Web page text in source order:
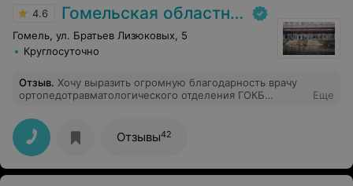
4.6 Гомельская областная клиническая больница
Гомель, ул. Братьев Лизюковых, 5
Круглосуточно
Отзыв. Хочу выразить огромную благодарность врачу
ортопедотравматологического отделения ГОКБ
врач, безупречный специалист своего дела, доброй
души человек. Моя благодарность искренна и
безгранична. Хочу пожелать Вам долгих лет успешной
врачебной практики, счастливых лет благополучной
жизни!
Еще
Отзывы42